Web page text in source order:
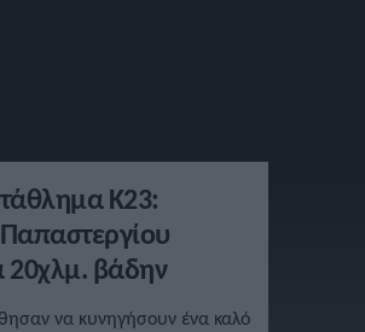
Κ23:
20χλμ. βάδην
να κυνηγήσουν ένα καλό